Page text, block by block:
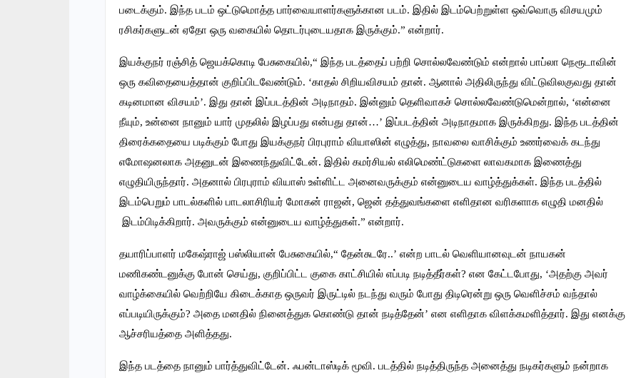
படைக்கும். இந்த படம் ஒட்டுமொத்த பார்வையாளர்களுக்கான படம். இதில் இடம்பெற்றுள்ள ஒவ்வொரு விசயமும்
ரசிகர்களுடன் ஏதோ ஒரு வகையில் தொடர்புடையதாக இருக்கும்.” என்றார்.
இயக்குநர் ரஞ்சித் ஜெயக்கொடி பேசுகையில்,“ இந்த படத்தைப் பற்றி சொல்லவேண்டும் என்றால் பாப்லா நெரூடாவின்
ஒரு கவிதையைத்தான் குறிப்பிடவேண்டும். ‘காதல் சிறியவிசயம் தான். ஆனால் அதிலிருந்து விட்டுவிலகுவது தான்
கடினமான விசயம்’. இது தான் இப்படத்தின் அடிநாதம். இன்னும் தெளிவாகச் சொல்லவேண்டுமென்றால், ‘என்னை
நீயும், உன்னை நானும் யார் முதலில் இழப்பது என்பது தான்…’ இப்படத்தின் அடிநாதமாக இருக்கிறது. இந்த படத்தின்
திரைக்கதையை படிக்கும் போது இயக்குநர் பிரபுராம் வியாஸின் எழுத்து, நாவலை வாசிக்கும் உணர்வைக் கடந்து
எமோஷனலாக அதனுடன் இணைந்துவிட்டேன். இதில் கமர்சியல் எலிமெண்ட்டுகளை லாவகமாக இணைத்து
எழுதியிருந்தார். அதனால் பிரபுராம் வியாஸ் உள்ளிட்ட அனைவருக்கும் என்னுடைய வாழ்த்துக்கள். இந்த படத்தில்
இடம்பெறும் பாடல்களில் பாடலாசிரியர் மோகன் ராஜன், ஜென் தத்துவங்களை எளிதான வரிகளாக எழுதி மனதில்
இடம்பிடிக்கிறார். அவருக்கும் என்னுடைய வாழ்த்துகள்.” என்றார்.
தயாரிப்பாளர் மகேஷ்ராஜ் பஸ்லியான் பேசுகையில்,“ தேன்சுடரே..’ என்ற பாடல் வெளியானவுடன் நாயகன்
மணிகண்டனுக்கு போன் செய்து, குறிப்பிட்ட குகை காட்சியில் எப்படி நடித்தீர்கள்? என கேட்டபோது, ‘அதற்கு அவர்
வாழ்க்கையில் வெற்றியே கிடைக்காத ஒருவர் இருட்டில் நடந்து வரும் போது திடிரென்று ஒரு வெளிச்சம் வந்தால்
எப்படியிருக்கும்? அதை மனதில் நினைத்துக கொண்டு தான் நடித்தேன்’ என எளிதாக விளக்கமளித்தார். இது எனக்கு
ஆச்சரியத்தை அளித்தது.
இந்த படத்தை நானும் பார்த்துவிட்டேன். ஃபன்டாஸ்டிக் மூவி. படத்தில் நடித்திருந்த அனைத்து நடிகர்களும் நன்றாக